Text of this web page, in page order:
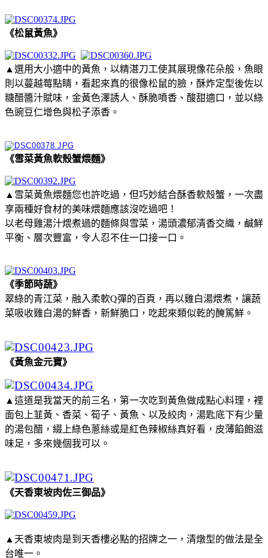
《松鼠黃魚》
▲選用大小適中的黃魚，以精湛刀工使其展現像花朵般，魚眼
則以蔓越莓點睛，看起來真的很像松鼠的臉，酥炸定型後佐以
糖醋醬汁賦味，金黃色澤誘人、酥脆噴香、酸甜適口，並以綠
色豌豆仁增色與松子添香。
《雪菜黃魚軟殼蟹煨麵》
▲雪菜黃魚煨麵您也許吃過，但巧妙結合酥香軟殼蟹，一次盡
享兩種好食材的美味煨麵應該沒吃過吧！
以老母雞湯汁煨煮過的麵條與雪菜，湯頭濃郁清香交織，鹹鮮
平衡、層次豐富，令人忍不住一口接一口。
《季節時蔬》
翠綠的青江菜，融入柔軟Q彈的百頁，再以雞白湯煨煮，讓蔬
菜吸收雞白湯的鮮香，新鮮脆口，吃起來類似乾的醃篤鮮。
《黃魚金元寶》
▲這道是我當天的前三名，第一次吃到黃魚做成點心料理，裡
面包上韮黃、香菜、筍子、黃魚、以及絞肉，湯匙底下有少量
的湯包醋，綴上綠色蔥絲或是紅色辣椒絲真好看，皮薄餡飽滋
味足，多來幾個我可以。
《天香東坡肉佐三御品》
▲天香東坡肉是到天香樓必點的招牌之一，清燉型的做法是全
台唯一。